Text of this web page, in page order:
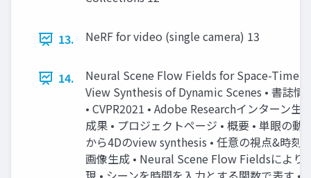
13. NeRF for video (single camera) 13
14.
Neural Scene Flow Fields for Space-Time
View Synthesis of Dynamic Scenes • 書誌情
• CVPR2021 • Adobe Researchインターン生
成果 • プロジェクトページ • 概要 • 単眼の動
から4Dのview synthesis • 任意の視点&時刻
画像生成 • Neural Scene Flow Fieldsにより